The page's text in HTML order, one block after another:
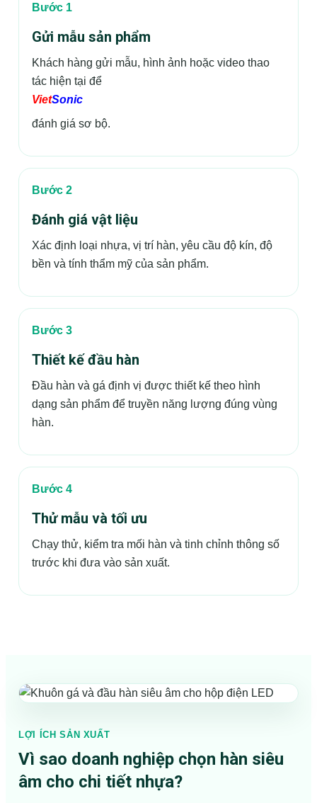
Bước 1
Gửi mẫu sản phẩm
Khách hàng gửi mẫu, hình ảnh hoặc video thao
tác hiện tại để
VietSonic
đánh giá sơ bộ.
Bước 2
Đánh giá vật liệu
Xác định loại nhựa, vị trí hàn, yêu cầu độ kín, độ
bền và tính thẩm mỹ của sản phẩm.
Bước 3
Thiết kế đầu hàn
Đầu hàn và gá định vị được thiết kế theo hình
dạng sản phẩm để truyền năng lượng đúng vùng
hàn.
Bước 4
Thử mẫu và tối ưu
Chạy thử, kiểm tra mối hàn và tinh chỉnh thông số
trước khi đưa vào sản xuất.
LỢI ÍCH SẢN XUẤT
Vì sao doanh nghiệp chọn hàn siêu
âm cho chi tiết nhựa?